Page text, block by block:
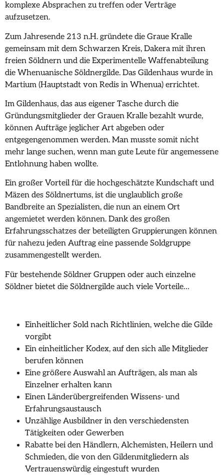
komplexe Absprachen zu treffen oder Verträge
aufzusetzen.
Zum Jahresende 213 n.H. gründete die Graue Kralle
gemeinsam mit dem Schwarzen Kreis, Dakera mit ihren
freien Söldnern und die Experimentelle Waffenabteilung
die Whenuanische Söldnergilde. Das Gildenhaus wurde in
Martium (Hauptstadt von Redis in Whenua) errichtet.
Im Gildenhaus, das aus eigener Tasche durch die
Gründungsmitglieder der Grauen Kralle bezahlt wurde,
können Aufträge jeglicher Art abgeben oder
entgegengenommen werden. Man musste somit nicht
mehr lange suchen, wenn man gute Leute für angemessene
Entlohnung haben wollte.
Ein großer Vorteil für die hochgeschätzte Kundschaft und
Mäzen des Söldnertums, ist die unglaublich große
Bandbreite an Spezialisten, die nun an einem Ort
angemietet werden können. Dank des großen
Erfahrungsschatzes der beteiligten Gruppierungen können
für nahezu jeden Auftrag eine passende Soldgruppe
zusammengestellt werden.
Für bestehende Söldner Gruppen oder auch einzelne
Söldner bietet die Söldnergilde auch viele Vorteile…
Einheitlicher Sold nach Richtlinien, welche die Gilde
vorgibt
Ein einheitlicher Kodex, auf den sich alle Mitglieder
berufen können
Eine größere Auswahl an Aufträgen, als man als
Einzelner erhalten kann
Einen Länderübergreifenden Wissens- und
Erfahrungsaustausch
Unzählige Ausbildner in den verschiedensten
Tätigkeiten oder Gewerben
Rabatte bei den Händlern, Alchemisten, Heilern und
Schmieden, die von den Gildenmitgliedern als
Vertrauenswürdig eingestuft wurden